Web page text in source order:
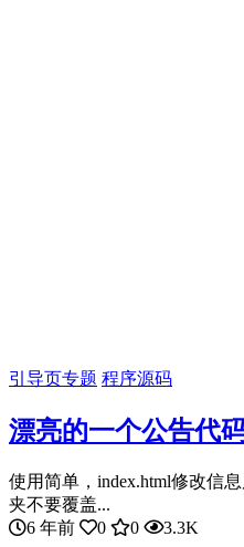
引导页专题 程序源码
漂亮的一个公告代
使用简单，index.html修改信
夹不要覆盖...
6 年前
0 0 3.3K